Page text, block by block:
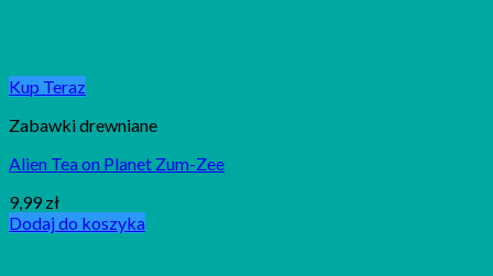
Kup Teraz
Zabawki drewniane
Alien Tea on Planet Zum-Zee
9,99 zł
Dodaj do koszyka